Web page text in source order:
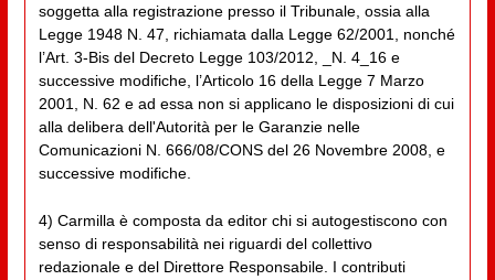
soggetta alla registrazione presso il Tribunale, ossia alla
Legge 1948 N. 47, richiamata dalla Legge 62/2001, nonché
l’Art. 3-Bis del Decreto Legge 103/2012, _N. 4_16 e
successive modifiche, l’Articolo 16 della Legge 7 Marzo
2001, N. 62 e ad essa non si applicano le disposizioni di cui
alla delibera dell'Autorità per le Garanzie nelle
Comunicazioni N. 666/08/CONS del 26 Novembre 2008, e
successive modifiche.
4) Carmilla è composta da editor chi si autogestiscono con
senso di responsabilità nei riguardi del collettivo
redazionale e del Direttore Responsabile. I contributi